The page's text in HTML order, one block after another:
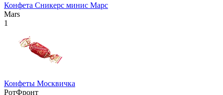
Конфета Сникерс минис Марс
Mars
1
Конфеты Москвичка
РотФронт